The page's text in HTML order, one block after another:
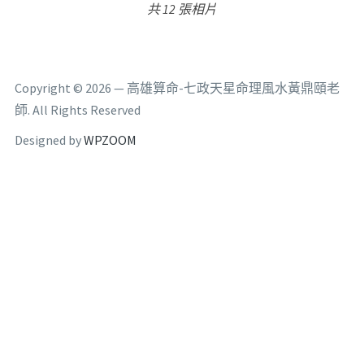
共 6 張相片
Copyright © 2026 — 高雄算命-七政天星命理風水黃鼎頤老
師. All Rights Reserved
Designed byWPZOOM